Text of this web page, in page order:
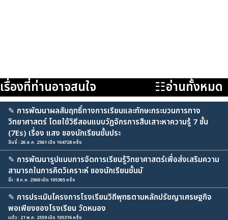
เรื่องที่ท่านอาจสนใจ ☷อ่านทั้งหมด
✎ การพัฒนาผลสัมฤทธิ์ทางการเรียนและทักษะกระบวนการทาง
วิทยาศาสตร์ โดยใช้วิธีสอนแบบวัฏจักรการสืบเสาะหาความรู้ 7 ขั้น
(7Es) เรื่อง แสง ของนักเรียนชั้นประ
ลิ้นจี่ : 26 ส.ค. 2561 เปิด 104728 ครั้ง
✎ การพัฒนารูปแบบการจัดการเรียนรู้วิทยาศาสตร์เพื่อส่งเสริมความ
สามารถในการคิดวิเคราะห์ ของนักเรียนชั้นมั
อิ๋ว : 8 ก.ค. 2560 เปิด 105365 ครั้ง
✎ การประเมินโครงการโรงเรียนวิถีพุทธตามหลักปรัชญาเศรษฐกิจ
พอเพียงของโรงเรียน วัดหนอง
แต๋ว : 21 พ.ค. 2559 เปิด 105316 ครั้ง